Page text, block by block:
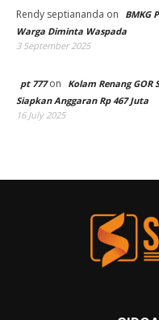
Rendy septiananda on
BMKG
Warga Diminta Waspada
3 September 2025
pt 777on
Kolam Renang
Siapkan Anggaran Rp 467 Juta
16 July 2025